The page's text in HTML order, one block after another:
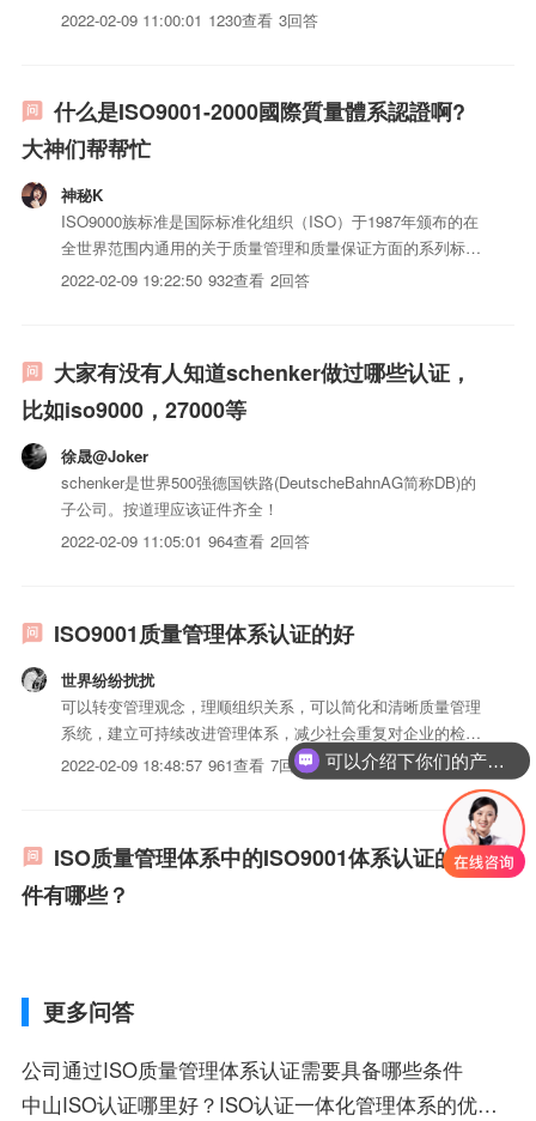
TC176即ISO中第176个技术委员会，全称是“质量保证技术委
2022-02-09 11:00:01 1230查看 3回答
什么是ISO9001-2000國際質量體系認證啊?
大神们帮帮忙
神秘K
ISO9000族标准是国际标准化组织（ISO）于1987年颁布的在
全世界范围内通用的关于质量管理和质量保证方面的系列标
准。随着国际贸易发展的需要和标准实施中出现的问题，特别
2022-02-09 19:22:50 932查看 2回答
大家有没有人知道schenker做过哪些认证，
比如iso9000，27000等
徐晟@Joker
schenker是世界500强德国铁路(DeutscheBahnAG简称DB)的
子公司。按道理应该证件齐全！
2022-02-09 11:05:01 964查看 2回答
ISO9001质量管理体系认证的好
世界纷纷扰扰
可以转变管理观念，理顺组织关系，可以简化和清晰质量管理
系统，建立可持续改进管理体系，减少社会重复对企业的检查
费用，参加...
2022-02-09 18:48:57 961查看 7回答
ISO质量管理体系中的ISO9001体系认证的条
件有哪些？
更多问答
公司通过ISO质量管理体系认证需要具备哪些条件
中山ISO认证哪里好？ISO认证一体化管理体系的优势有哪些？
可以介绍下你们的产品么？